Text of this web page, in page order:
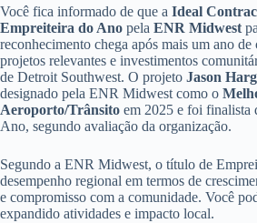
Você fica informado de que a Ideal
Empreiteira do Ano pela ENR Midwest
reconhecimento chega após mais um ano
projetos relevantes e investimentos
de Detroit Southwest. O projeto Jason
designado pela ENR Midwest como o
Aeroporto/Trânsito em 2025 e foi finalista
Ano, segundo avaliação da organização.
Segundo a ENR Midwest, o título de
desempenho regional em termos de
e compromisso com a comunidade. Você
expandido atividades e impacto local.